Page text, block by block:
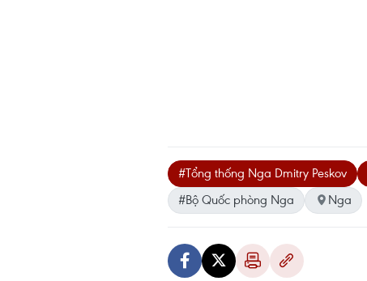
#Tổng thống Nga Dmitry Peskov
#Bộ Quốc phòng Nga
Nga